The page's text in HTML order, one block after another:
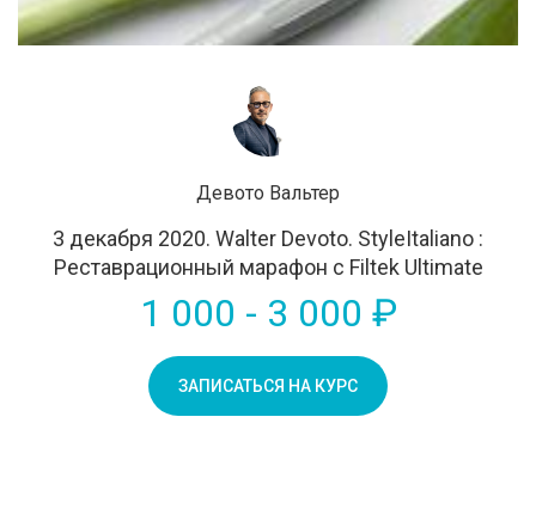
Девото Вальтер
3 декабря 2020. Walter Devoto. StyleItaliano :
Реставрационный марафон с Filtek Ultimate
1 000 - 3 000 ₽
ЗАПИСАТЬСЯ НА КУРС